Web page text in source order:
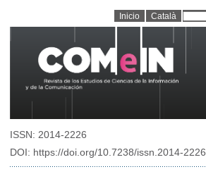
Inicio Català
ISSN: 2014-2226
DOI: https://doi.org/10.7238/issn.2014-2226